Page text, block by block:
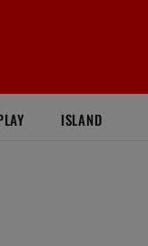
ISLAND